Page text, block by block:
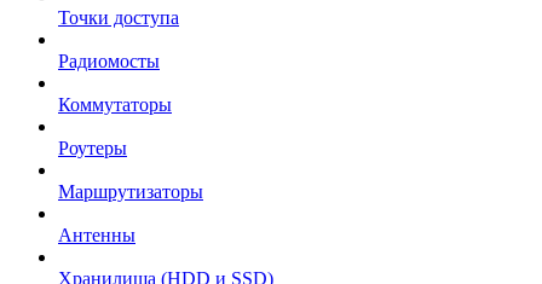
Точки доступа
Радиомосты
Коммутаторы
Роутеры
Маршрутизаторы
Антенны
Хранилища (HDD и SSD)